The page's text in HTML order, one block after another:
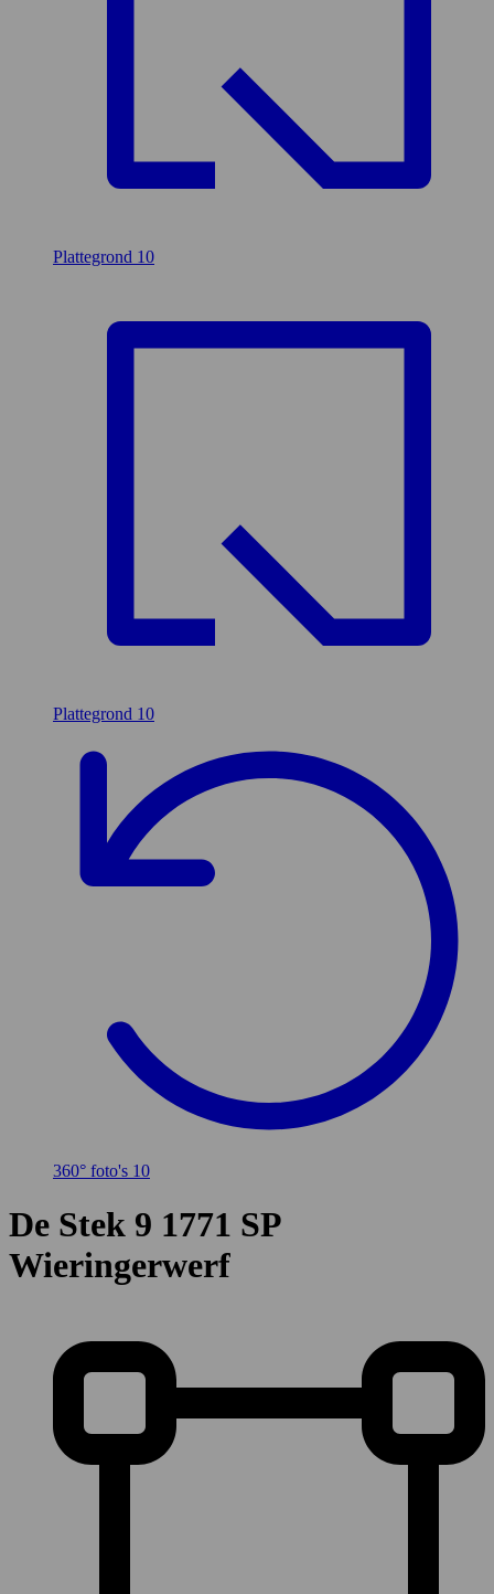
Plattegrond 10
Plattegrond 10
360° foto's 10
De Stek 9 1771 SP
Wieringerwerf